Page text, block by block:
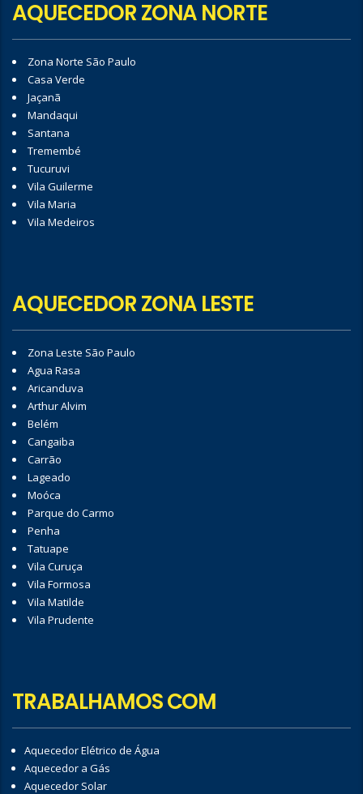
AQUECEDOR ZONA NORTE
Zona Norte São Paulo
Casa Verde
Jaçanã
Mandaqui
Santana
Tremembé
Tucuruvi
Vila Guilerme
Vila Maria
Vila Medeiros
AQUECEDOR ZONA LESTE
Zona Leste São Paulo
Agua Rasa
Aricanduva
Arthur Alvim
Belém
Cangaiba
Carrão
Lageado
Moóca
Parque do Carmo
Penha
Tatuape
Vila Curuça
Vila Formosa
Vila Matilde
Vila Prudente
TRABALHAMOS COM
Aquecedor Elétrico de Água
Aquecedor a Gás
Aquecedor Solar